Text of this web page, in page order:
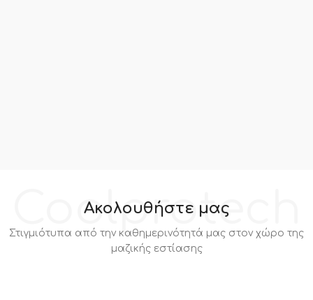
Coolprotech
Ακολουθήστε μας
Στιγμιότυπα από την καθημερινότητά μας στον χώρο της
μαζικής εστίασης